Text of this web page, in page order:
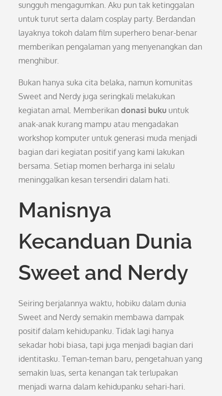
sungguh mengagumkan. Aku pun tak ketinggalan
untuk turut serta dalam cosplay party. Berdandan
layaknya tokoh dalam film superhero benar-benar
memberikan pengalaman yang menyenangkan dan
menghibur.
Bukan hanya suka cita belaka, namun komunitas
Sweet and Nerdy juga seringkali melakukan
kegiatan amal. Memberikandonasi buku untuk
anak-anak kurang mampu atau mengadakan
workshop komputer untuk generasi muda menjadi
bagian dari kegiatan positif yang kami lakukan
bersama. Setiap momen berharga ini selalu
meninggalkan kesan tersendiri dalam hati.
Manisnya
Kecanduan Dunia
Sweet and Nerdy
Seiring berjalannya waktu, hobiku dalam dunia
Sweet and Nerdy semakin membawa dampak
positif dalam kehidupanku. Tidak lagi hanya
sekadar hobi biasa, tapi juga menjadi bagian dari
identitasku. Teman-teman baru, pengetahuan yang
semakin luas, serta kenangan tak terlupakan
menjadi warna dalam kehidupanku sehari-hari.